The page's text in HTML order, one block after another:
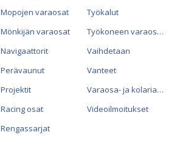
Mopojen varaosat
Mönkijän varaosat
Navigaattorit
Perävaunut
Projektit
Racing osat
Rengassarjat
Työkalut
Työkoneen varaosat
Vaihdetaan
Vanteet
Varaosa- ja kolariautot
Videoilmoitukset